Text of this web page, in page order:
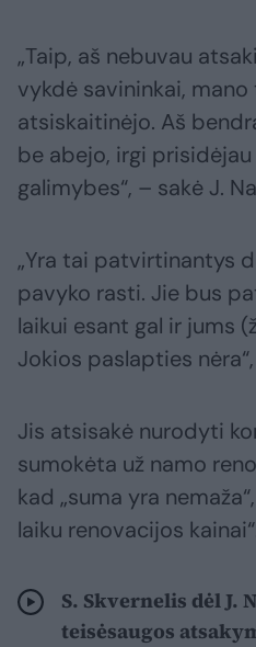
„Taip, aš nebuvau
vykdė savininkai, mano
atsiskaitinėjo. Aš
be abejo, irgi
galimybes“, – sakė J.
„Yra tai patvirtinantys
pavyko rasti. Jie bus
laikui esant gal ir jums
Jokios paslapties
Jis atsisakė nurodyti
sumokėta už namo
kad „suma yra
laiku renovacijos
S. Skvernelis dėl J.
teisėsaugos